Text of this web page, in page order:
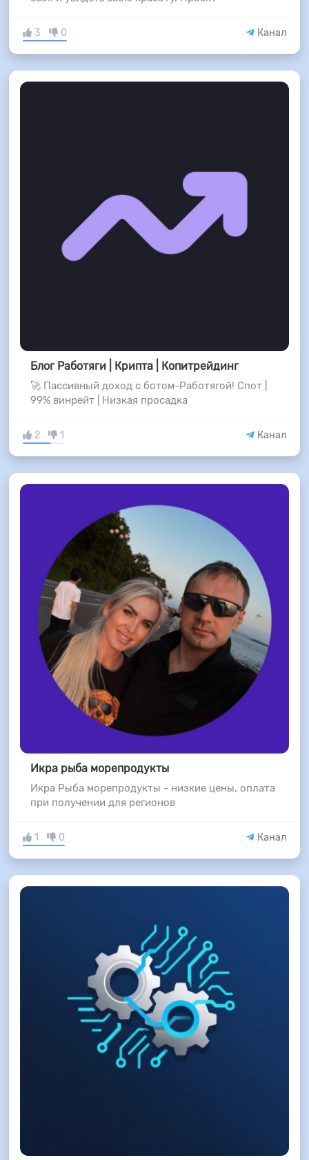
3 0 Канал
Блог Работяги | Крипта | Копитрейдинг
🚀 Пассивный доход с ботом-Работягой! Спот |
99% винрейт | Низкая просадка
2 1 Канал
Икра рыба морепродукты
Икра Рыба морепродукты - низкие цены, оплата
при получении для регионов
1 0 Канал